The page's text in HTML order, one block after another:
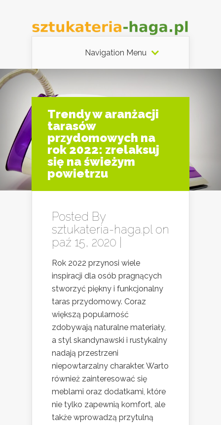
Navigation Menu
Trendy w aranżacji
tarasów
przydomowych na
rok 2022: zrelaksuj
się na świeżym
powietrzu
Posted By
sztukateria-haga.plon
paź 15, 2020 |
Rok 2022 przynosi wiele
inspiracji dla osób pragnących
stworzyć piękny i funkcjonalny
taras przydomowy. Coraz
większą popularność
zdobywają naturalne materiały,
a styl skandynawski i rustykalny
nadają przestrzeni
niepowtarzalny charakter. Warto
również zainteresować się
meblami oraz dodatkami, które
nie tylko zapewnią komfort, ale
także wprowadzą przytulną